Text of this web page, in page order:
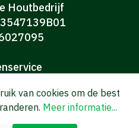
Houtbedrijf
Consumenten
van cookies om de best
Meer informatie...